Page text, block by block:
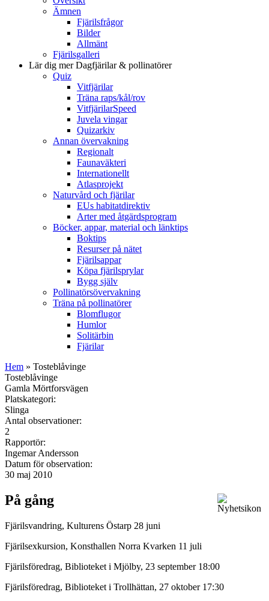
Ämnen
Fjärilsfrågor
Bilder
Allmänt
Fjärilsgalleri
Lär dig merDagfjärilar & pollinatörer
Quiz
Vitfjärilar
Träna raps/kål/rov
VitfjärilarSpeed
Juvela vingar
Quizarkiv
Annan övervakning
Regionalt
Faunaväkteri
Internationellt
Atlasprojekt
Naturvård och fjärilar
EUs habitatdirektiv
Arter med åtgärdsprogram
Böcker, appar, material och länktips
Boktips
Resurser på nätet
Fjärilsappar
Köpa fjärilsprylar
Bygg själv
Pollinatörsövervakning
Träna på pollinatörer
Blomflugor
Humlor
Solitärbin
Fjärilar
Hem » Tosteblåvinge
Tosteblåvinge
Gamla Mörtforsvägen
Platskategori:
Slinga
Antal observationer:
2
Rapportör:
Ingemar Andersson
Datum för observation:
30 maj 2010
På gång
Fjärilsvandring, Kulturens Östarp 28 juni
Fjärilsexkursion, Konsthallen Norra Kvarken 11 juli
Fjärilsföredrag, Biblioteket i Mjölby, 23 september 18:00
Fjärilsföredrag, Biblioteket i Trollhättan, 27 oktober 17:30